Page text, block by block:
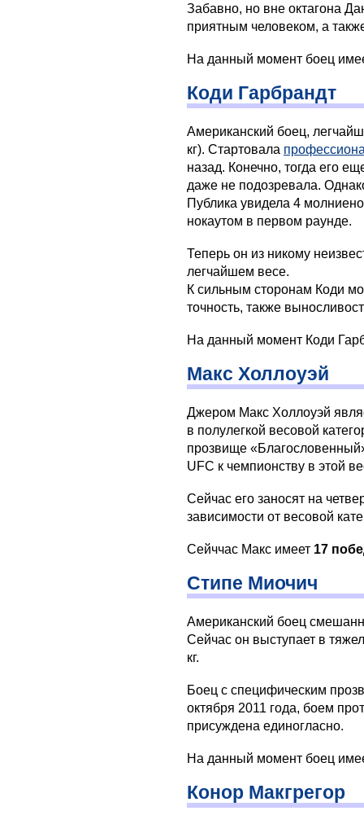
Забавно, но вне октагона
приятным человеком, а
На данный момент боец
Коди Гарбрандт
Американский боец,
кг). Стартовала
назад. Конечно, тогда его
даже не подозревала.
Публика увидела 4
нокаутом в первом раунде.
Теперь он из никому
легчайшем весе.
К сильным сторонам Коди
точность, также
На данный момент Коди
Макс Холлоуэй
Джером Макс Холлоуэй
в полулегкой весовой
прозвище
UFC к чемпионству в этой
Сейчас его заносят на
зависимости от весовой
Сейччас Макс имеет 17
Стипе Миочич
Американский боец
Сейчас он выступает в
кг.
Боец с специфическим
октября 2011 года, боем
присуждена единогласно.
На данный момент боец
Конор Макгрегор